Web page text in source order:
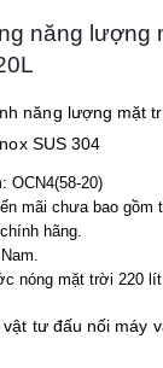
năng lượng
năng lượng mặt
SUS 304
OCN4(58-20)
mãi chưa bao gồm
hãng.
nóng mặt trời 220
tư đấu nối máy